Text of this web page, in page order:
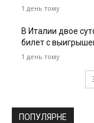
1 день тому
В Италии двое
билет с
1 день тому
ПОПУЛЯРНЕ